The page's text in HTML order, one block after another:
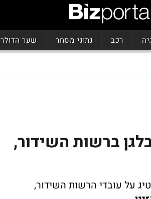
רכב נתוני מסחר שער הדולר
ברשות השידור,
על עובדי הרשות השידור,